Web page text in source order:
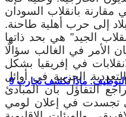
تدريب الشباب الإفريقي على التوظيف: ماذا تكشف تجارب 9
بانقلاب السودان
دفع بالبلاد إلى حرب أهلية طاحنة.
الجيد” هي بحد ذاتها
الأمر في الغالب سؤالًا
في إفريقيا بشكل
الحزبية في أوائل
التفاؤل بأن المبادئ
تجسدت في إعلان لومي